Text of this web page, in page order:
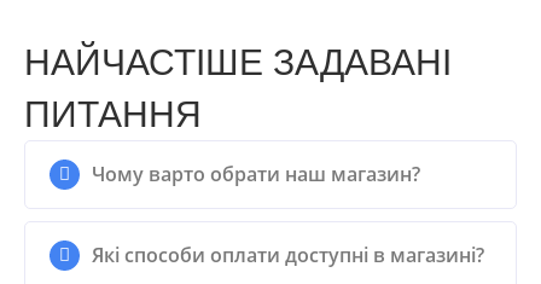
НАЙЧАСТІШЕ ЗАДАВАНІ
ПИТАННЯ
Чому варто обрати наш магазин?
Які способи оплати доступні в магазині?